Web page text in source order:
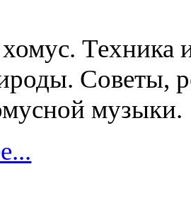
Техника
Советы,
музыки.